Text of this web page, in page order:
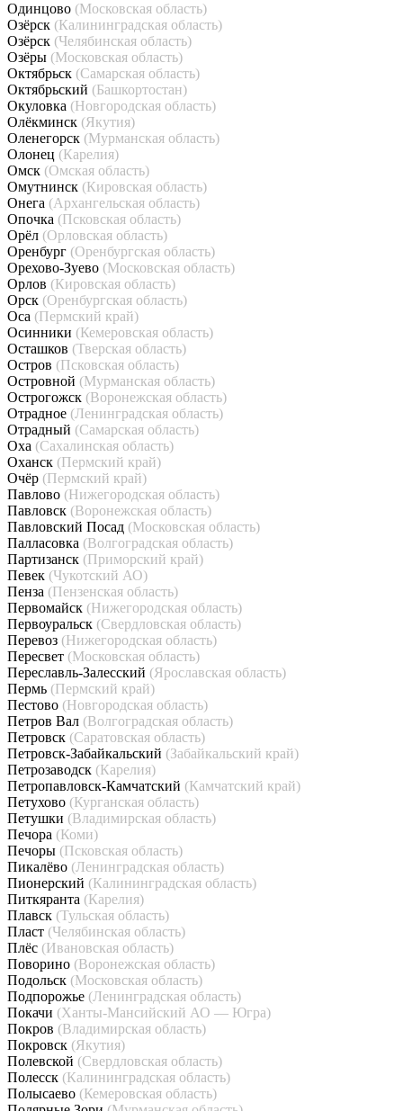
Одинцово (Московская область)
Озёрск (Калининградская область)
Озёрск (Челябинская область)
Озёры (Московская область)
Октябрьск (Самарская область)
Октябрьский (Башкортостан)
Окуловка (Новгородская область)
Олёкминск (Якутия)
Оленегорск (Мурманская область)
Олонец (Карелия)
Омск (Омская область)
Омутнинск (Кировская область)
Онега (Архангельская область)
Опочка (Псковская область)
Орёл (Орловская область)
Оренбург (Оренбургская область)
Орехово-Зуево (Московская область)
Орлов (Кировская область)
Орск (Оренбургская область)
Оса (Пермский край)
Осинники (Кемеровская область)
Осташков (Тверская область)
Остров (Псковская область)
Островной (Мурманская область)
Острогожск (Воронежская область)
Отрадное (Ленинградская область)
Отрадный (Самарская область)
Оха (Сахалинская область)
Оханск (Пермский край)
Очёр (Пермский край)
Павлово (Нижегородская область)
Павловск (Воронежская область)
Павловский Посад (Московская область)
Палласовка (Волгоградская область)
Партизанск (Приморский край)
Певек (Чукотский АО)
Пенза (Пензенская область)
Первомайск (Нижегородская область)
Первоуральск (Свердловская область)
Перевоз (Нижегородская область)
Пересвет (Московская область)
Переславль-Залесский (Ярославская область)
Пермь (Пермский край)
Пестово (Новгородская область)
Петров Вал (Волгоградская область)
Петровск (Саратовская область)
Петровск-Забайкальский (Забайкальский край)
Петрозаводск (Карелия)
Петропавловск-Камчатский (Камчатский край)
Петухово (Курганская область)
Петушки (Владимирская область)
Печора (Коми)
Печоры (Псковская область)
Пикалёво (Ленинградская область)
Пионерский (Калининградская область)
Питкяранта (Карелия)
Плавск (Тульская область)
Пласт (Челябинская область)
Плёс (Ивановская область)
Поворино (Воронежская область)
Подольск (Московская область)
Подпорожье (Ленинградская область)
Покачи (Ханты-Мансийский АО — Югра)
Покров (Владимирская область)
Покровск (Якутия)
Полевской (Свердловская область)
Полесск (Калининградская область)
Полысаево (Кемеровская область)